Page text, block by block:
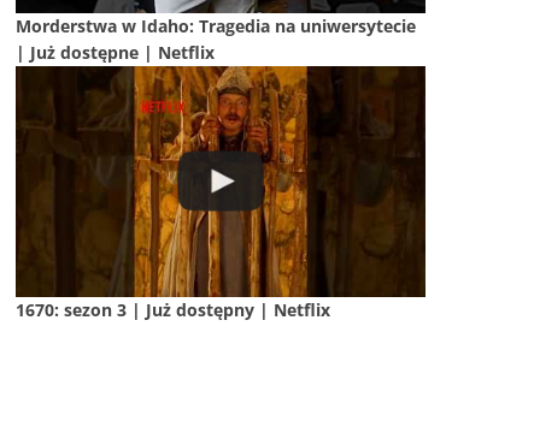
Morderstwa w Idaho: Tragedia na uniwersytecie
| Już dostępne | Netflix
1670: sezon 3 | Już dostępny | Netflix